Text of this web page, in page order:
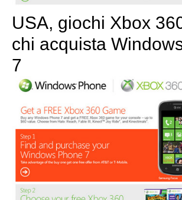
USA, giochi Xbox
chi acquista
7